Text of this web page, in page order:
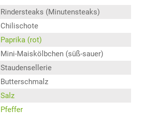
Rindersteaks (Minutensteaks)
Chilischote
Paprika (rot)
Mini-Maiskölbchen (süß-sauer)
Staudensellerie
Butterschmalz
Salz
Pfeffer